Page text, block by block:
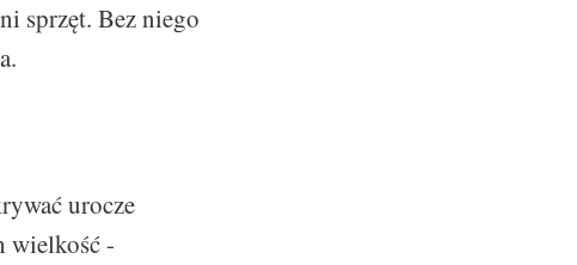
sprzęt. Bez niego
urocze
wielkość -